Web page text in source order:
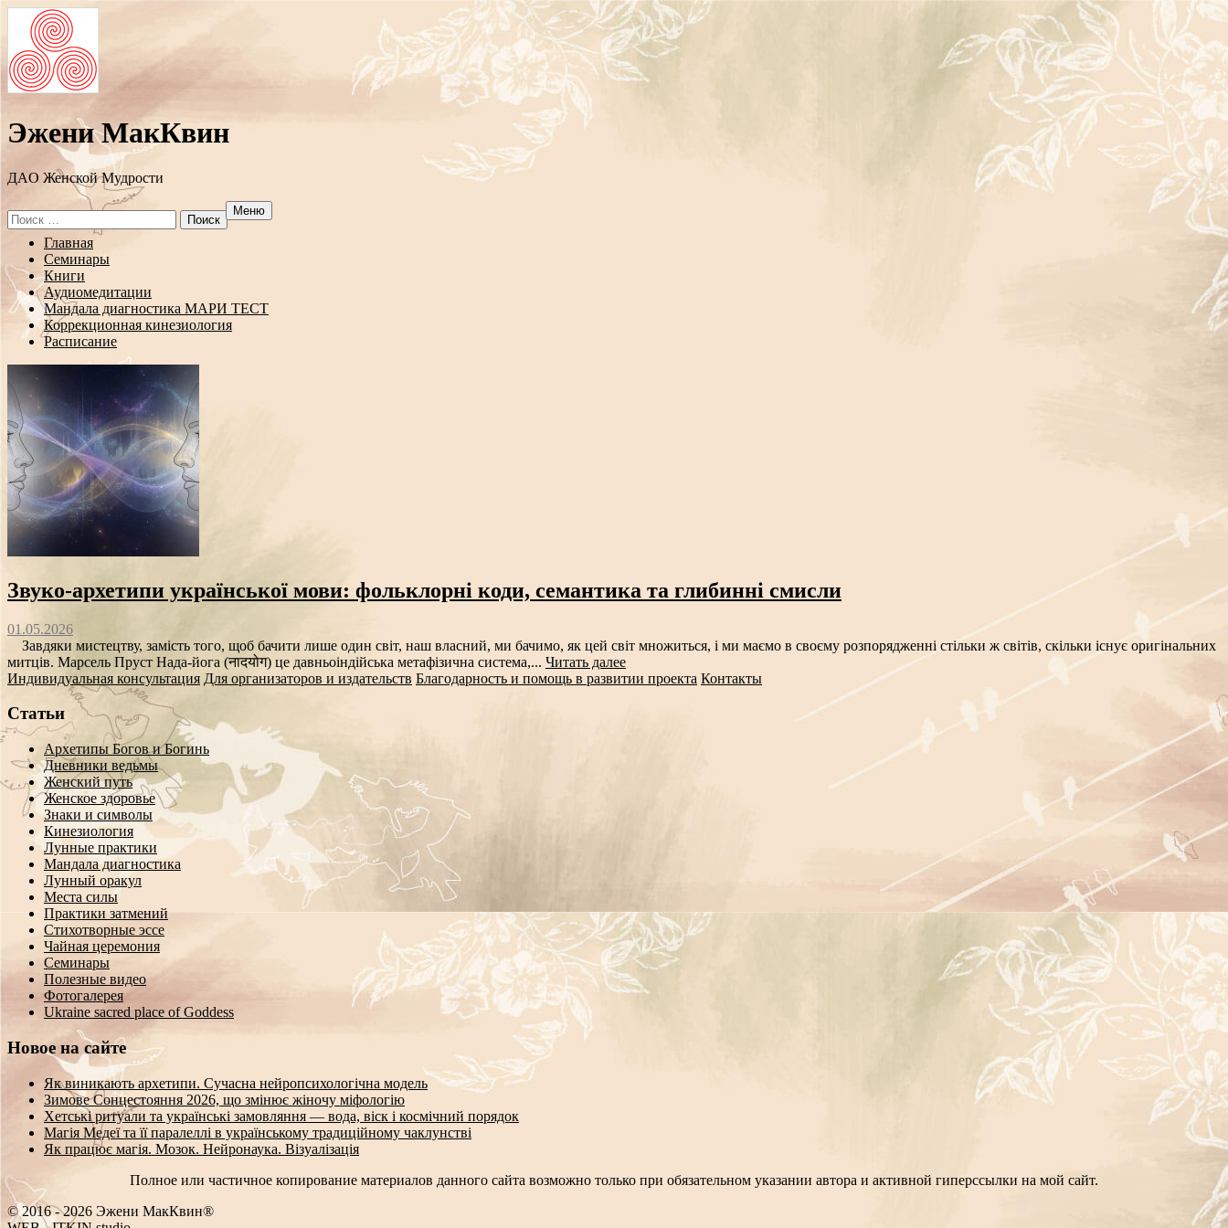
Эжени МакКвин
ДAO Женской Мудрости
Search
for:
Меню
Перейти
содержанию
Главная
Семинары
Книги
Аудиомедитации
Мандала диагностика МАРИ ТЕСТ
Коррекционная кинезиология
Расписание
Звуко‑архетипи української мови: фольклорні коди, семантика та глибинні смисли
01.05.2026
Завдяки мистецтву, замість того, щоб бачити лише один світ, наш власний, ми бачимо, як цей світ множиться, і ми маємо в своєму розпорядженні стільки ж світів, скільки існує оригінальних
митців. Марсель Пруст Нада-йога (नादयोग) це давньоіндійська метафізична система,... Читать далее
Индивидуальная консультация Для организаторов и издательств Благодарность и помощь в развитии проекта Контакты
Статьи
Архетипы Богов и Богинь
Дневники ведьмы
Женский путь
Женское здоровье
Знаки и символы
Кинезиология
Лунные практики
Мандала диагностика
Лунный оракул
Места силы
Практики затмений
Стихотворные эссе
Чайная церемония
Семинары
Полезные видео
Фотогалерея
Ukraine sacred place of Goddess
Новое на сайте
Як виникають архетипи. Сучасна нейропсихологічна модель
Зимове Сонцестояння 2026, що змінює жіночу міфологію
Хетські ритуали та українські замовляння — вода, віск і космічний порядок
Магія Медеї та її паралеллі в українському традиційному чаклунстві
Як працює магія. Мозок. Нейронаука. Візуалізація
Полное или частичное копирование материалов данного сайта возможно только при обязательном указании автора и активной гиперссылки на мой сайт.
© 2016 - 2026 Эжени МакКвин®